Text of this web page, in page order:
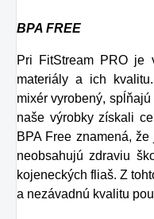
BPA FREE
Pri FitStream PRO je
materiály a ich
mixér vyrobený,
naše výrobky získali
BPA Free znamená,
neobsahujú zdraviu
kojeneckých fliaš. Z
a nezávadnú kvalitu